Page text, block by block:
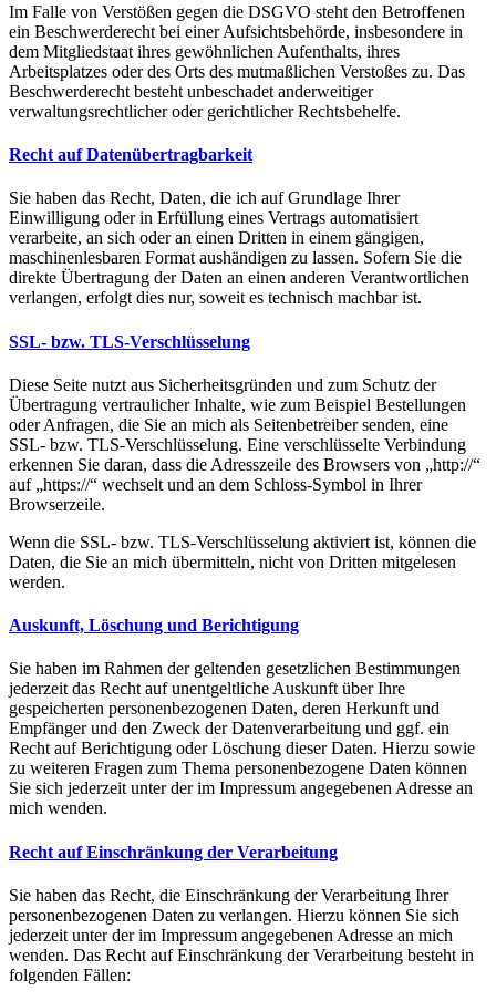
Im Falle von Verstößen gegen die DSGVO steht den Betroffenen
ein Beschwerderecht bei einer Aufsichtsbehörde, insbesondere in
dem Mitgliedstaat ihres gewöhnlichen Aufenthalts, ihres
Arbeitsplatzes oder des Orts des mutmaßlichen Verstoßes zu. Das
Beschwerderecht besteht unbeschadet anderweitiger
verwaltungsrechtlicher oder gerichtlicher Rechtsbehelfe.
Recht auf Daten­übertrag­barkeit
Sie haben das Recht, Daten, die ich auf Grundlage Ihrer
Einwilligung oder in Erfüllung eines Vertrags automatisiert
verarbeite, an sich oder an einen Dritten in einem gängigen,
maschinenlesbaren Format aushändigen zu lassen. Sofern Sie die
direkte Übertragung der Daten an einen anderen Verantwortlichen
verlangen, erfolgt dies nur, soweit es technisch machbar ist.
SSL- bzw. TLS-Verschlüsselung
Diese Seite nutzt aus Sicherheitsgründen und zum Schutz der
Übertragung vertraulicher Inhalte, wie zum Beispiel Bestellungen
oder Anfragen, die Sie an mich als Seitenbetreiber senden, eine
SSL- bzw. TLS-Verschlüsselung. Eine verschlüsselte Verbindung
erkennen Sie daran, dass die Adresszeile des Browsers von „http://“
auf „https://“ wechselt und an dem Schloss-Symbol in Ihrer
Browserzeile.
Wenn die SSL- bzw. TLS-Verschlüsselung aktiviert ist, können die
Daten, die Sie an mich übermitteln, nicht von Dritten mitgelesen
werden.
Auskunft, Löschung und Berichtigung
Sie haben im Rahmen der geltenden gesetzlichen Bestimmungen
jederzeit das Recht auf unentgeltliche Auskunft über Ihre
gespeicherten personenbezogenen Daten, deren Herkunft und
Empfänger und den Zweck der Datenverarbeitung und ggf. ein
Recht auf Berichtigung oder Löschung dieser Daten. Hierzu sowie
zu weiteren Fragen zum Thema personenbezogene Daten können
Sie sich jederzeit unter der im Impressum angegebenen Adresse an
mich wenden.
Recht auf Einschränkung der Verarbeitung
Sie haben das Recht, die Einschränkung der Verarbeitung Ihrer
personenbezogenen Daten zu verlangen. Hierzu können Sie sich
jederzeit unter der im Impressum angegebenen Adresse an mich
wenden. Das Recht auf Einschränkung der Verarbeitung besteht in
folgenden Fällen: